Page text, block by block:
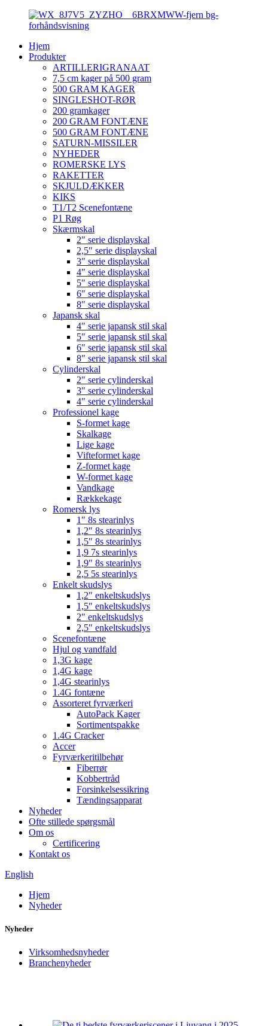
Hjem
Produkter
ARTILLERIGRANAAT
7,5 cm kager på 500 gram
500 GRAM KAGER
SINGLESHOT-RØR
200 gramkager
200 GRAM FONTÆNE
500 GRAM FONTÆNE
SATURN-MISSILER
NYHEDER
ROMERSKE LYS
RAKETTER
SKJULDÆKKER
KIKS
T1/T2 Scenefontæne
P1 Røg
Skærmskal
2″ serie displayskal
2,5″ serie displayskal
3″ serie displayskal
4″ serie displayskal
5″ serie displayskal
6″ serie displayskal
8″ serie displayskal
Japansk skal
4″ serie japansk stil skal
5″ serie japansk stil skal
6″ serie japansk stil skal
8″ serie japansk stil skal
Cylinderskal
2″ serie cylinderskal
3″ serie cylinderskal
4″ serie cylinderskal
Professionel kage
S-formet kage
Skalkage
Lige kage
Vifteformet kage
Z-formet kage
W-formet kage
Vandkage
Rækkekage
Romersk lys
1″ 8s stearinlys
1,2″ 8s stearinlys
1,5″ 8s stearinlys
1,9 7s stearinlys
1,9″ 8s stearinlys
2,5 5s stearinlys
Enkelt skudslys
1,2″ enkeltskudslys
1,5″ enkeltskudslys
2″ enkeltskudslys
2,5″ enkeltskudslys
Scenefontæne
Hjul og vandfald
1,3G kage
1,4G kage
1,4G stearinlys
1.4G fontæne
Assorteret fyrværkeri
AutoPack Kager
Sortimentspakke
1.4G Cracker
Accer
Fyrværkeritilbehør
Fiberrør
Kobbertråd
Forsinkelsessikring
Tændingsapparat
Nyheder
Ofte stillede spørgsmål
Om os
Certificering
Kontakt os
English
Hjem
Nyheder
Nyheder
Virksomhedsnyheder
Branchenyheder